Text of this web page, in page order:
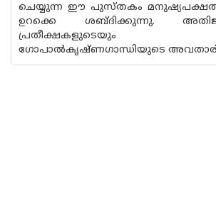
ചെയ്യുന്ന ഈ പുസ്തകം
ഉറക്കെ ശബ്ദിക്കുന്നു.
പ്രതീക്ഷകളുടെയും
ഗോപാൽകൃഷ്ണഗാന്ധിയുടെ